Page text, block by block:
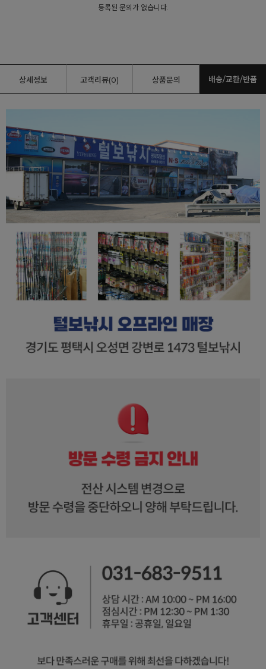
등록된 문의가 없습니다.
상세정보 고객리뷰(0) 상품문의 배송/교환/반품